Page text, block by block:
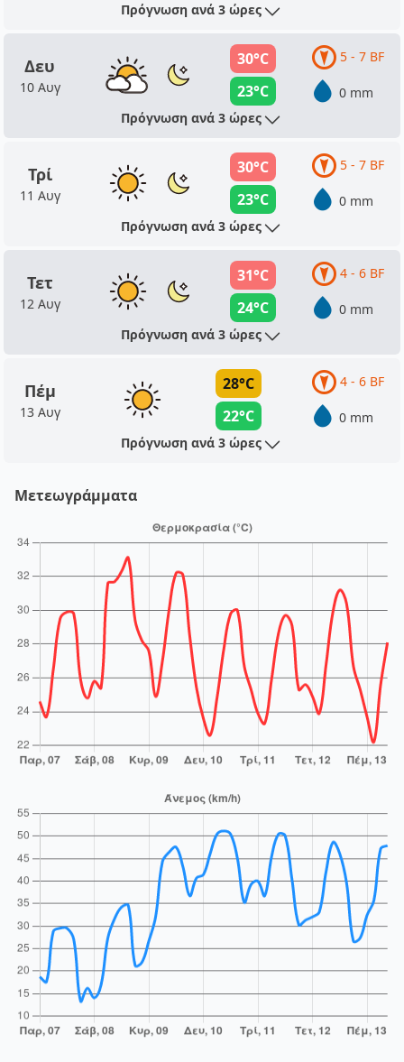
Πρόγνωση ανά 3 ώρες
Δευ
10 Αυγ
30°C
23°C
5 - 7 BF
0 mm
Πρόγνωση ανά 3 ώρες
Τρί
11 Αυγ
30°C
23°C
5 - 7 BF
0 mm
Πρόγνωση ανά 3 ώρες
Τετ
12 Αυγ
31°C
24°C
4 - 6 BF
0 mm
Πρόγνωση ανά 3 ώρες
Πέμ
13 Αυγ
28°C
22°C
4 - 6 BF
0 mm
Πρόγνωση ανά 3 ώρες
Μετεωγράμματα